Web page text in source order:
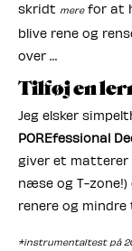
skridt merefor at
blive rene og
over …
Tilføj en
Jeg elsker
POREfessional
giver et matterer
næse og T-
renere og
*instrumentaltest på